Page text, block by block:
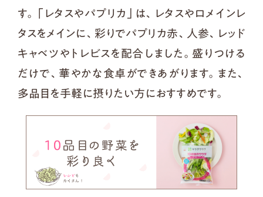
す。「レタスやパプリカ」は、レタスやロメインレ
タスをメインに、彩りでパプリカ赤、人参、レッド
キャベツやトレビスを配合しました。盛りつける
だけで、華やかな食卓ができあがります。また、
多品目を手軽に摂りたい方におすすめです。